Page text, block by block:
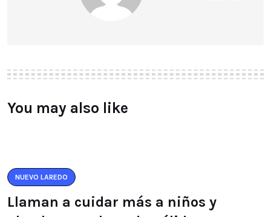
You may also like
NUEVO LAREDO
Llaman a cuidar más a niños y